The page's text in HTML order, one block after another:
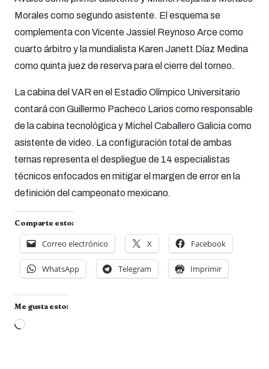
Morales como segundo asistente. El esquema se
complementa con Vicente Jassiel Reynoso Arce como
cuarto árbitro y la mundialista Karen Janett Díaz Medina
como quinta juez de reserva para el cierre del torneo.
La cabina del VAR en el Estadio Olímpico Universitario
contará con Guillermo Pacheco Larios como responsable
de la cabina tecnológica y Michel Caballero Galicia como
asistente de video. La configuración total de ambas
ternas representa el despliegue de 14 especialistas
técnicos enfocados en mitigar el margen de error en la
definición del campeonato mexicano.
Comparte esto:
Correo electrónico X Facebook
WhatsApp Telegram Imprimir
Me gusta esto:
Cargando...